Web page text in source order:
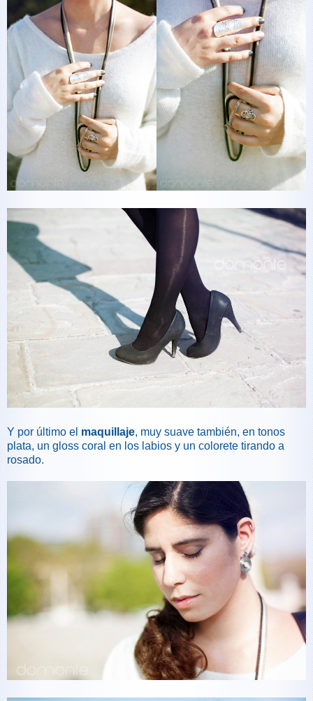
Y por último el maquillaje, muy suave también, en tonos
plata, un gloss coral en los labios y un colorete tirando a
rosado.